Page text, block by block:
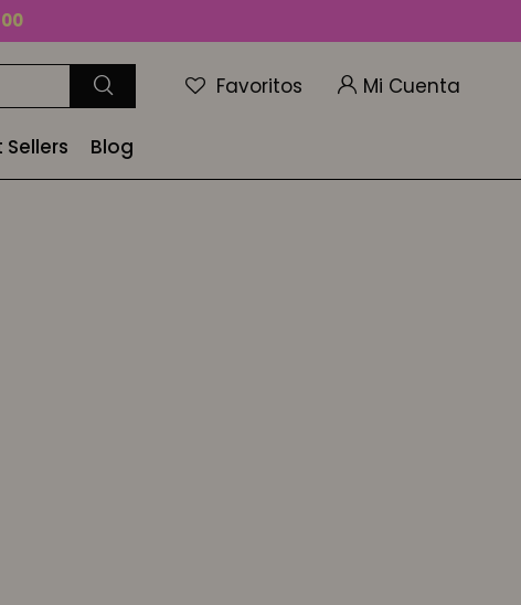
Sellers Blog
Favoritos